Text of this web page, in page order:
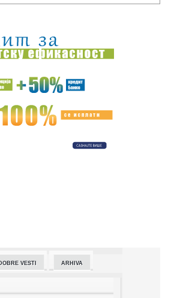
dva evropska velikana?
НА РОДИТЕЉЕ: ...
lekciju antisrpskim medijima o "Oluji": To
stepena
se ranije nije "otarasio" oca
DOBRE VESTI ARHIVA